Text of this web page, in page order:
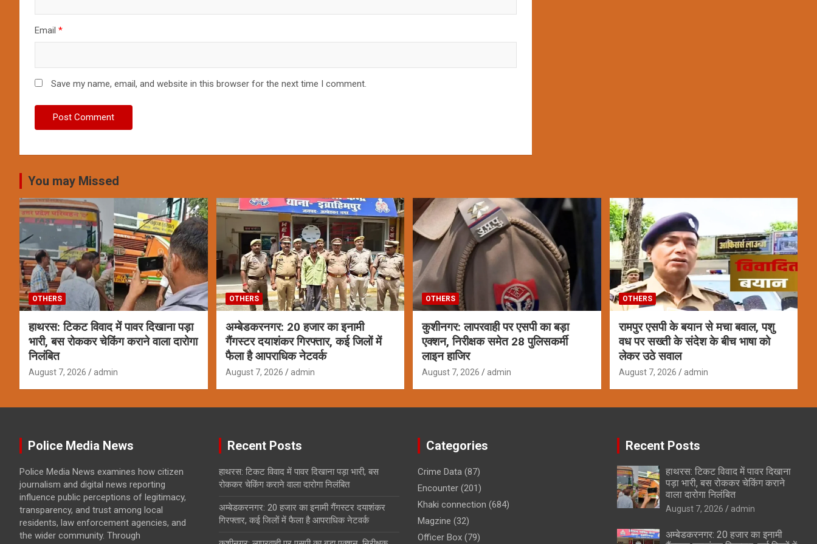
Email *
Save my name, email, and website in this browser for the next time I comment.
You may Missed
OTHERS
हाथरस: टिकट विवाद में पावर दिखाना पड़ा
भारी, बस रोककर चेकिंग कराने वाला दारोगा
निलंबित
August 7, 2026 admin
OTHERS
अम्बेडकरनगर: 20 हजार का इनामी
गैंगस्टर दयाशंकर गिरफ्तार, कई जिलों में
फैला है आपराधिक नेटवर्क
August 7, 2026 admin
OTHERS
कुशीनगर: लापरवाही पर एसपी का बड़ा
एक्शन, निरीक्षक समेत 28 पुलिसकर्मी
लाइन हाजिर
August 7, 2026 admin
OTHERS
रामपुर एसपी के बयान से मचा बवाल, पशु
वध पर सख्ती के संदेश के बीच भाषा को
लेकर उठे सवाल
August 7, 2026 admin
Police Media News
Police Media News examines how citizen
journalism and digital news reporting
influence public perceptions of legitimacy,
transparency, and trust among local
residents, law enforcement agencies, and
the wider community. Through
Recent Posts
हाथरस: टिकट विवाद में पावर दिखाना पड़ा भारी, बस
रोककर चेकिंग कराने वाला दारोगा निलंबित
अम्बेडकरनगर: 20 हजार का इनामी गैंगस्टर दयाशंकर
गिरफ्तार, कई जिलों में फैला है आपराधिक नेटवर्क
Categories
Crime Data (87)
Encounter (201)
Khaki connection (684)
Magzine (32)
Officer Box (79)
Recent Posts
हाथरस: टिकट विवाद में पावर दिखाना
पड़ा भारी, बस रोककर चेकिंग कराने
वाला दारोगा निलंबित
August 7, 2026 admin
अम्बेडकरनगर: 20 हजार का इनामी